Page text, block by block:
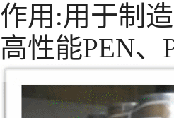
作用:用于制
高性能PEN